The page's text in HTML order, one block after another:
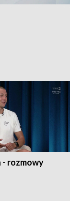
- rozmowy